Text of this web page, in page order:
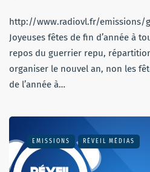
http://www.radiovl.fr/emissions/
Joyeuses fêtes de fin d’année à
repos du guerrier repu,
organiser le nouvel an, non les
de l’année à…
EMISSIONS RÉVEIL MÉDIAS